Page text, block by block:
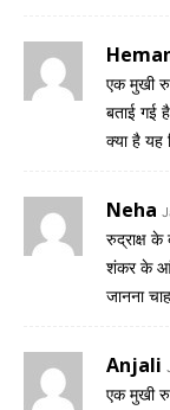
एक मुखी
बताई गई
क्या है यह
Neha
रुद्राक्ष के
शंकर के
जानना
Anjali
एक मुखी